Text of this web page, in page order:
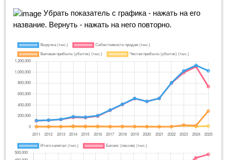
Убрать показатель с графика - нажать на его
название. Вернуть - нажать на него повторно.